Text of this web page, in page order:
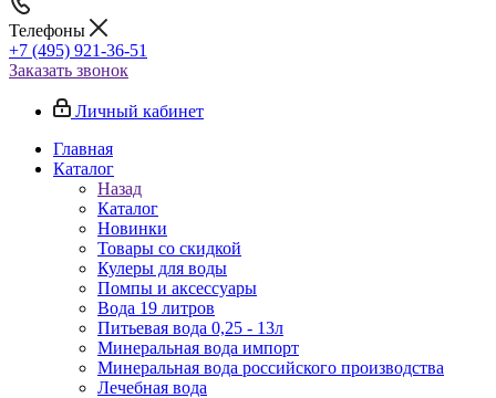
Телефоны
+7 (495) 921-36-51
Заказать звонок
Личный кабинет
Главная
Каталог
Назад
Каталог
Новинки
Товары со скидкой
Кулеры для воды
Помпы и аксессуары
Вода 19 литров
Питьевая вода 0,25 - 13л
Минеральная вода импорт
Минеральная вода российского производства
Лечебная вода